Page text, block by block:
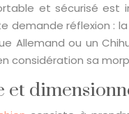
et sécurisé
demande réflexion :
Allemand ou un
considération sa